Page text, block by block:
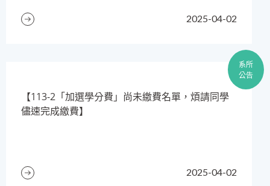
2025-04-02
系所
公告
2025-04-02
​【113-2「加選學分費」尚未繳費名單，煩請同學
儘速完成繳費】